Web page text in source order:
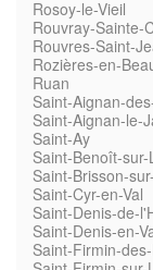
Rosoy-le-Vieil
Rouvray-Sainte-
Rouvres-Saint-
Rozières-en-
Ruan
Saint-Aignan-
Saint-Aignan-le-
Saint-Ay
Saint-Benoît-sur-
Saint-Brisson-
Saint-Cyr-en-Val
Saint-Denis-de-
Saint-Denis-en-
Saint-Firmin-